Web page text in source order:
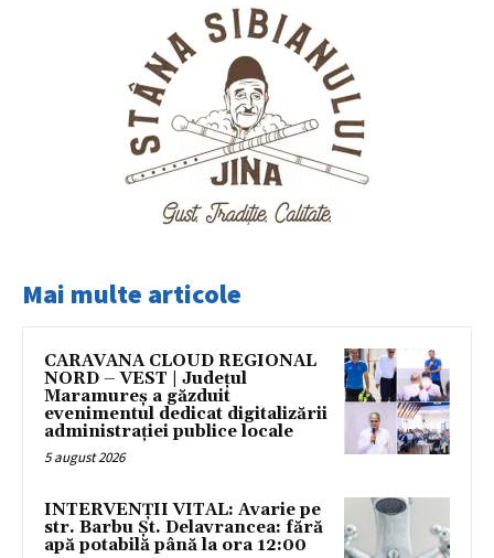
Mai multe articole
CARAVANA CLOUD REGIONAL
NORD – VEST | Județul
Maramureș a găzduit
evenimentul dedicat digitalizării
administrației publice locale
5 august 2026
INTERVENȚII VITAL: Avarie pe
str. Barbu Șt. Delavrancea: fără
apă potabilă până la ora 12:00